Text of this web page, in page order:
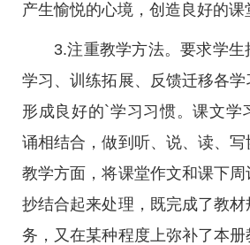
产生愉悦的心境，创造良好的课
3.注重教学方法。要求学
学习、训练拓展、反馈迁移各学
形成良好的`学习习惯。课文学
诵相结合，做到听、说、读、
教学方面，将课堂作文和课下
抄结合起来处理，既完成了教
务，又在某种程度上弥补了本